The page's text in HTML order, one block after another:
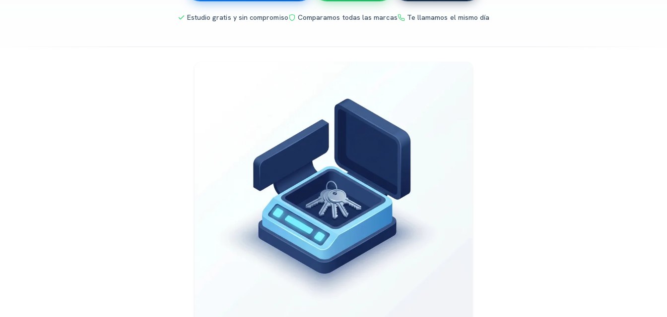
Estudio gratis y sin compromiso Comparamos todas las marcas Te llamamos el mismo día